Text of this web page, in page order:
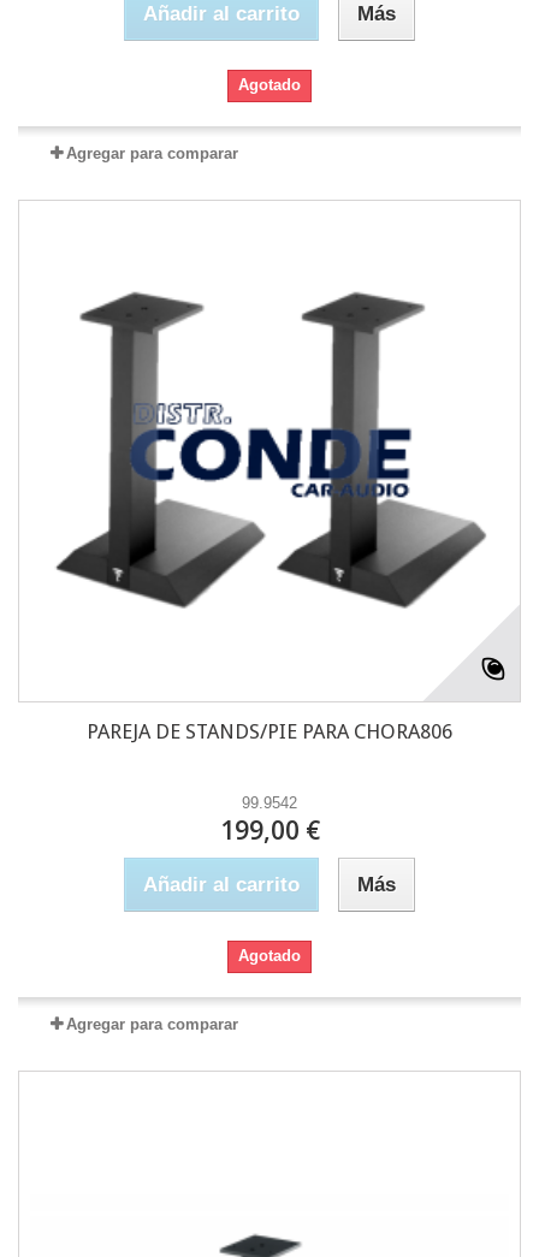
Añadir al carrito Más
Agotado
Agregar para comparar
PAREJA DE STANDS/PIE PARA CHORA806
99.9542
199,00 €
Añadir al carrito Más
Agotado
Agregar para comparar